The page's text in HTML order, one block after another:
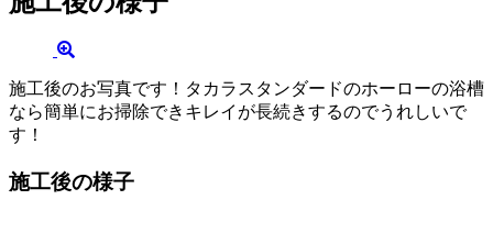
施工後のお写真です！タカラスタンダードのホーローの浴槽
なら簡単にお掃除できキレイが長続きするのでうれしいで
す！
施工後の様子